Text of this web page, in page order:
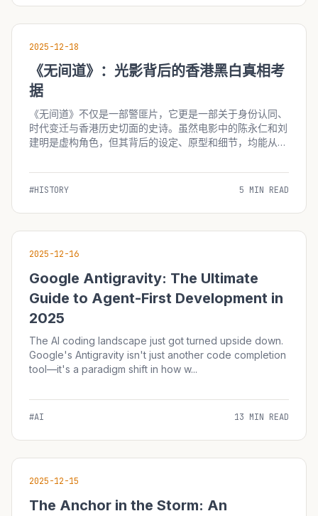
2025-12-18
《无间道》：光影背后的香港黑白真相考
据
《无间道》不仅是一部警匪片，它更是一部关于身份认同、
时代变迁与香港历史切面的史诗。虽然电影中的陈永仁和刘
建明是虚构角色，但其背后的设定、原型和细节，均能从香
景 电影中陈永仁（梁朝伟饰）作为卧底在黑帮潜伏十年的
设定，并...
#HISTORY 5 MIN READ
2025-12-16
Google Antigravity: The Ultimate
Guide to Agent-First Development in
2025
The AI coding landscape just got turned upside down.
Google's Antigravity isn't just another code completion
tool—it's a paradigm shift in how w...
#AI 13 MIN READ
2025-12-15
The Anchor in the Storm: An